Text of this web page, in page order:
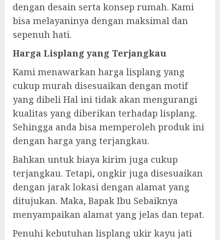
dengan desain serta konsep rumah. Kami
bisa melayaninya dengan maksimal dan
sepenuh hati.
Harga Lisplang yang Terjangkau
Kami menawarkan harga lisplang yang
cukup murah disesuaikan dengan motif
yang dibeli Hal ini tidak akan mengurangi
kualitas yang diberikan terhadap lisplang.
Sehingga anda bisa memperoleh produk ini
dengan harga yang terjangkau.
Bahkan untuk biaya kirim juga cukup
terjangkau. Tetapi, ongkir juga disesuaikan
dengan jarak lokasi dengan alamat yang
ditujukan. Maka, Bapak Ibu Sebaiknya
menyampaikan alamat yang jelas dan tepat.
Penuhi kebutuhan lisplang ukir kayu jati